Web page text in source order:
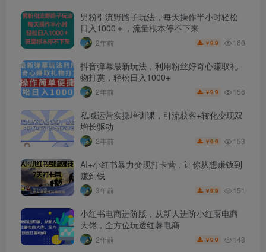
男粉引流野路子玩法，每天操作半小时轻松
日入1000＋，流量根本停不下来
2年前 ￥9.9 160
抖音弹幕最新玩法，利用粉丝好奇心赚取礼
物打赏，轻松日入1000+
2年前 ￥9.9 156
私域运营实操培训课，引流获客+转化变现双
增长驱动
2年前 ￥9.9 153
AI+小红书暴力变现打卡营，让你从想赚钱到
赚到钱
3年前 ￥9.9 151
小红书电商进阶版，从新人进阶小红薯电商
大佬，全方位玩透红薯电商
2年前 ￥9.9 148